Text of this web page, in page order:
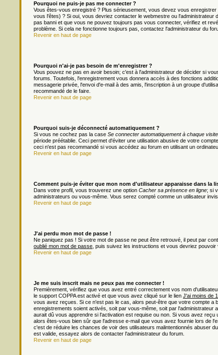
Pourquoi ne puis-je pas me connecter ?
Vous êtes-vous enregistré ? Plus sérieusement, vous devez vous
vous l'êtes) ? Si oui, vous devriez contacter le webmestre ou
pas banni et que vous ne pouvez toujours pas vous connecter, vérifiez et
problème. Si cela ne fonctionne toujours pas, contactez l'administrateur du
Revenir en haut de page
Pourquoi n'ai-je pas besoin de m'enregistrer ?
Vous pouvez ne pas en avoir besoin; c'est à l'administrateur de décider si
forums. Toutefois, l'enregistrement vous donnera accès à des fonctions
messagerie privée, l'envoi d'e-mail à des amis, l'inscription à un groupe
recommandé de le faire.
Revenir en haut de page
Pourquoi suis-je déconnecté automatiquement ?
Si vous ne cochez pas la case Se connecter automatiquement à chaque visite
période préétablie. Ceci permet d'éviter une utilisation abusive de votre
ceci n'est pas recommandé si vous accédez au forum en utilisant un
Revenir en haut de page
Comment puis-je éviter que mon nom d'utilisateur apparaisse dans la
Dans votre profil, vous trouverez une option Cacher sa présence en ligne; si
administrateurs ou vous-même. Vous serez compté comme un utilisateur
Revenir en haut de page
J'ai perdu mon mot de passe !
Ne paniquez pas ! Si votre mot de passe ne peut être retrouvé, il peut par
oublié mon mot de passe , puis suivez les instructions et vous devriez
Revenir en haut de page
Je me suis inscrit mais ne peux pas me connecter !
Premièrement, vérifiez que vous avez entré correctement vos nom
le support COPPA est activé et que vous avez cliqué sur le lien J'ai moins de
vous avez reçues. Si ce n'est pas le cas, alors peut-être que votre compte
enregistrements soient activés, soit par vous-même, soit par
aurait dû vous apprendre si l'activation est requise ou non. Si vous avez
alors êtes-vous bien sûr que l'adresse e-mail que vous avez fournie lors de
c'est de réduire les chances de voir des utilisateurs malintentionnés abuser
est valide, essayez alors de contacter l'administrateur du forum.
Revenir en haut de page